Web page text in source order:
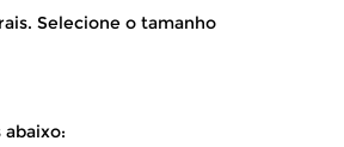
Selecione o tamanho